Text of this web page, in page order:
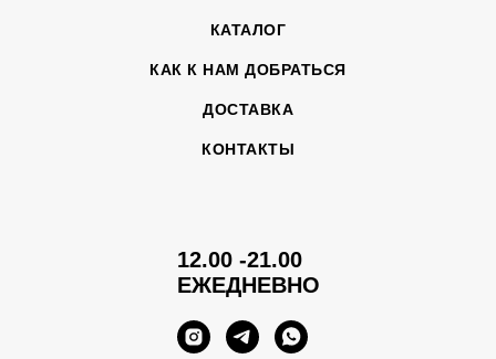
КАТАЛОГ
КАК К НАМ ДОБРАТЬСЯ
ДОСТАВКА
КОНТАКТЫ
12.00 -21.00
ЕЖЕДНЕВНО